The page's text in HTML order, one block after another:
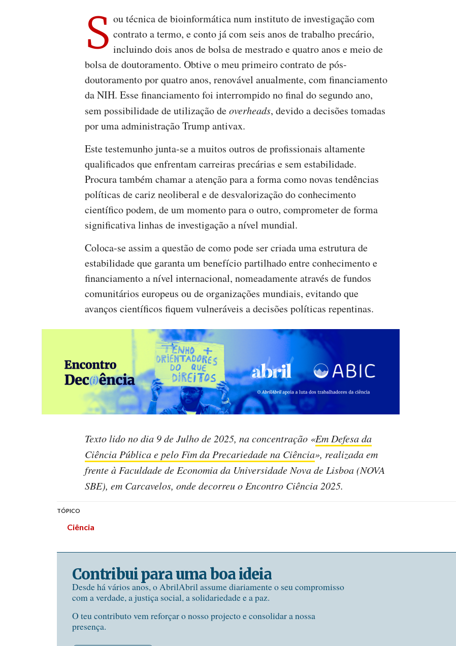
S ou técnica de bioinformática num instituto de investigação com
contrato a termo, e conto já com seis anos de trabalho precário,
incluindo dois anos de bolsa de mestrado e quatro anos e meio de
bolsa de doutoramento. Obtive o meu primeiro contrato de pós-
doutoramento por quatro anos, renovável anualmente, com financiamento
da NIH. Esse financiamento foi interrompido no final do segundo ano,
sem possibilidade de utilização deoverheads, devido a decisões tomadas
por uma administração Trump antivax.
Este testemunho junta-se a muitos outros de profissionais altamente
qualificados que enfrentam carreiras precárias e sem estabilidade.
Procura também chamar a atenção para a forma como novas tendências
políticas de cariz neoliberal e de desvalorização do conhecimento
científico podem, de um momento para o outro, comprometer de forma
significativa linhas de investigação a nível mundial.
Coloca-se assim a questão de como pode ser criada uma estrutura de
estabilidade que garanta um benefício partilhado entre conhecimento e
financiamento a nível internacional, nomeadamente através de fundos
comunitários europeus ou de organizações mundiais, evitando que
avanços científicos fiquem vulneráveis a decisões políticas repentinas.
Texto lido no dia 9 de Julho de 2025, na concentração «Em Defesa da
Ciência Pública e pelo Fim da Precariedade na Ciência», realizada em
frente à Faculdade de Economia da Universidade Nova de Lisboa (NOVA
SBE), em Carcavelos, onde decorreu o Encontro Ciência 2025.
TÓPICO
Ciência
Contribui para uma boa ideia
Desde há vários anos, o AbrilAbril assume diariamente o seu compromisso
com a verdade, a justiça social, a solidariedade e a paz.
O teu contributo vem reforçar o nosso projecto e consolidar a nossa
presença.